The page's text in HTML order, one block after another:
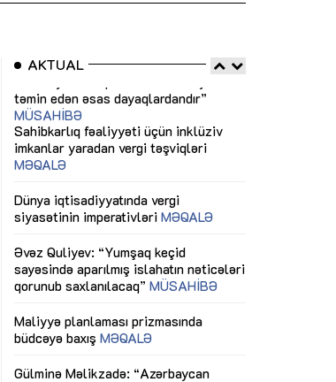
AKTUAL
Sahibkarlıq fəaliyyəti üçün inklüziv
imkanlar yaradan vergi təşviqləri
MƏQALƏ
Dünya iqtisadiyyatında vergi
Əvəz Quliyev: “Yumşaq keçid
qorunub saxlanılacaq”MÜSAHİBƏ
Maliyyə planlaması prizmasında
Gülminə Məlikzadə: “Azərbaycan
kadrların hazırlanmasını hədəfləyir”